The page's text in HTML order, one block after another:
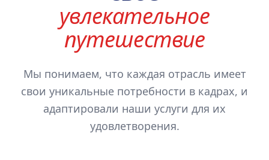
увлекательное
путешествие
Мы понимаем, что каждая отрасль имеет
свои уникальные потребности в кадрах, и
адаптировали наши услуги для их
удовлетворения.